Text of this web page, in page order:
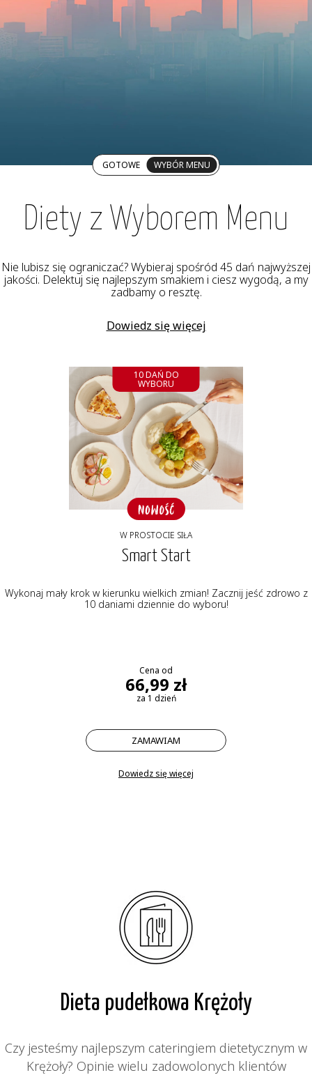
GOTOWE WYBÓR MENU
Diety z Wyborem Menu
Nie lubisz się ograniczać? Wybieraj spośród 45 dań najwyższej
jakości. Delektuj się najlepszym smakiem i ciesz wygodą, a my
zadbamy o resztę.
Dowiedz się więcej
10 DAŃ DO
WYBORU
W PROSTOCIE SIŁA
Smart Start
Wykonaj mały krok w kierunku wielkich zmian! Zacznij jeść zdrowo z
10 daniami dziennie do wyboru!
Cena od
66,99 zł
za 1 dzień
ZAMAWIAM
Dowiedz się więcej
Dieta pudełkowa Krężoły
Czy jesteśmy najlepszym cateringiem dietetycznym w
Krężoły? Opinie wielu zadowolonych klientów